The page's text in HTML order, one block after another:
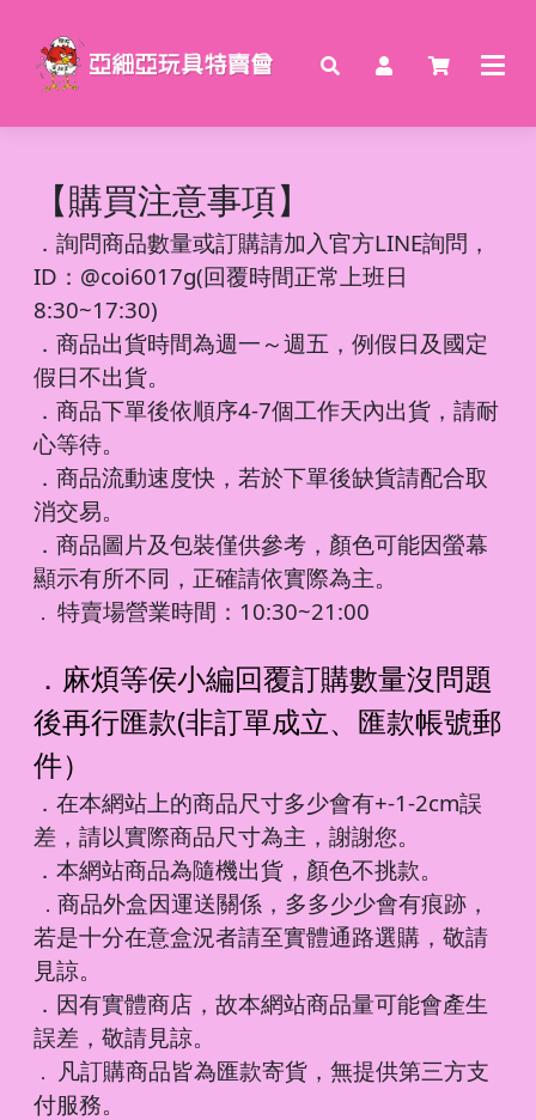
【購買注意事項】
． 詢問商品數量或訂購請加入官方LINE詢問，
ID：@coi6017g(回覆時間正常上班日
8:30~17:30)
．商品出貨時間為週一～週五，例假日及國定
假日不出貨。
．商品下單後依順序4-7個工作天內出貨，請耐
心等待。
．商品流動速度快，若於下單後缺貨請配合取
消交易。
．商品圖片及包裝僅供參考，顏色可能因螢幕
顯示有所不同，正確請依實際為主。
． 特賣場營業時間：10:30~21:00
．麻煩等侯小編回覆訂購數量沒問題
後再行匯款(非訂單成立、匯款帳號郵
件）
．在本網站上的商品尺寸多少會有+-1-2cm誤
差，請以實際商品尺寸為主，謝謝您。
．本網站商品為隨機出貨，顏色不挑款。
． 商品外盒因運送關係，多多少少會有痕跡，
若是十分在意盒況者請至實體通路選購，敬請
見諒。
．因有實體商店，故本網站商品量可能會產生
誤差，敬請見諒。
． 凡訂購商品皆為匯款寄貨，無提供第三方支
付服務。